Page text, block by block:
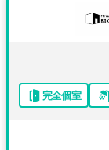
完全個室